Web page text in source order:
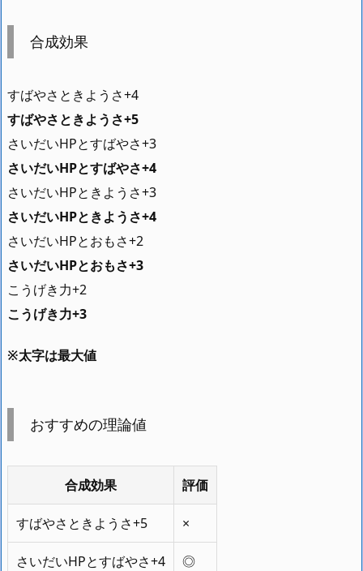
合成効果
すばやさときようさ+4
すばやさときようさ+5
さいだいHPとすばやさ+3
さいだいHPとすばやさ+4
さいだいHPときようさ+3
さいだいHPときようさ+4
さいだいHPとおもさ+2
さいだいHPとおもさ+3
こうげき力+2
こうげき力+3
※太字は最大値
おすすめの理論値
合成効果 評価
すばやさときようさ+5 ×
さいだいHPとすばやさ+4 ◎